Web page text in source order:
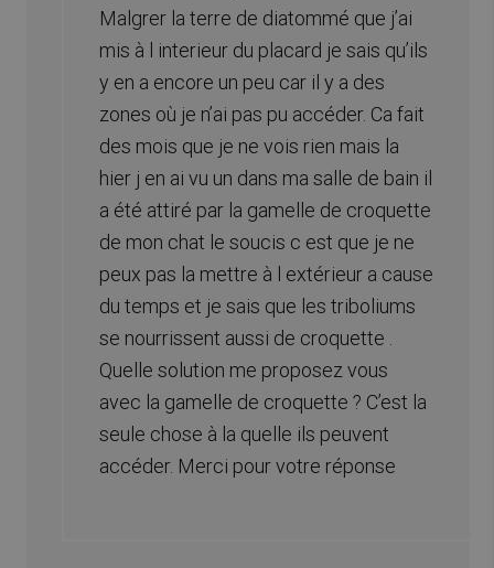
Malgrer la terre de diatommé que j’ai
mis à l interieur du placard je sais qu’ils
y en a encore un peu car il y a des
zones où je n’ai pas pu accéder. Ca fait
des mois que je ne vois rien mais la
hier j en ai vu un dans ma salle de bain il
a été attiré par la gamelle de croquette
de mon chat le soucis c est que je ne
peux pas la mettre à l extérieur a cause
du temps et je sais que les triboliums
se nourrissent aussi de croquette .
Quelle solution me proposez vous
avec la gamelle de croquette ? C’est la
seule chose à la quelle ils peuvent
accéder. Merci pour votre réponse